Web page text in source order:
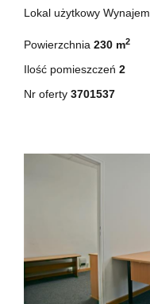
Lokal użytkowy Wynajem
Powierzchnia 230 m2
Ilość pomieszczeń 2
Nr oferty 3701537